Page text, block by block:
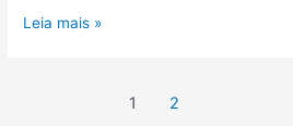
Leia mais »
1 2